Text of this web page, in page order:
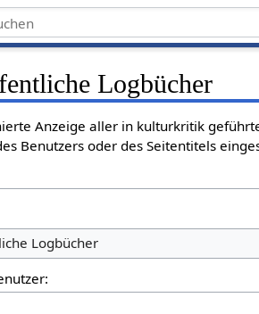
Logbücher
Anzeige aller in kulturkritik
Benutzers oder des Seitentitels
Logbücher